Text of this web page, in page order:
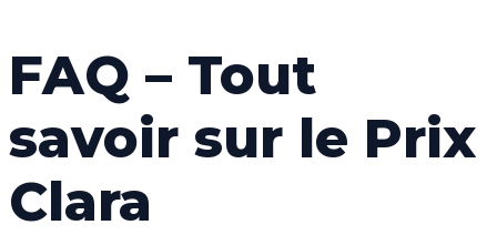
FAQ – Tout
savoir sur le Prix
Clara